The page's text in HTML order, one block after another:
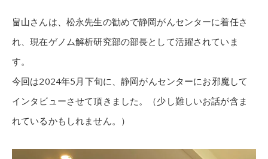
畠山さんは、松永先生の勧めで静岡がんセンターに着任さ
れ、現在ゲノム解析研究部の部長として活躍されていま
す。
今回は2024年5月下旬に、静岡がんセンターにお邪魔して
インタビューさせて頂きました。（少し難しいお話が含ま
れているかもしれません。）